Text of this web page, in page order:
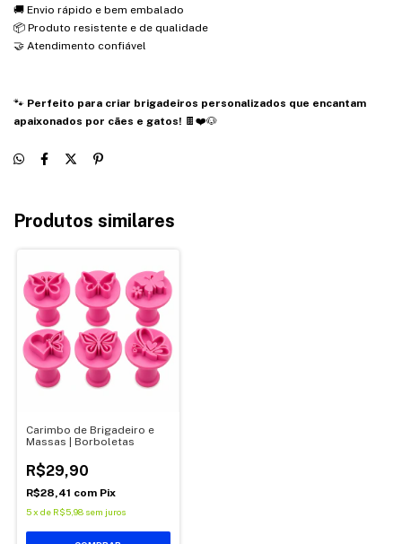
🚚 Envio rápido e bem embalado
📦 Produto resistente e de qualidade
🤝 Atendimento confiável
🐾 Perfeito para criar brigadeiros personalizados que encantam
apaixonados por cães e gatos! 🍫❤️🐶
Produtos similares
Carimbo de Brigadeiro e
Massas | Borboletas
R$29,90
R$28,41 com Pix
5x de R$5,98 sem juros